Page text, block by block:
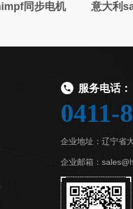
同步电机
服务电话：
0411-
企业地址：辽宁省
企业邮箱：